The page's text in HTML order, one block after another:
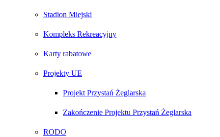
Stadion Miejski
Kompleks Rekreacyjny
Karty rabatowe
Projekty UE
Projekt Przystań Żeglarska
Zakończenie Projektu Przystań Żeglarska
RODO